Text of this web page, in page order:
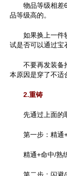
物品等级相差6
品等级高的。
如果换上一件较
试是否可以通过宝
不要再发装备推
本原因是穿了不适
2.重铸
先通过上面的
第一步：精通+
精通+命中/熟练
第二步：闪避/